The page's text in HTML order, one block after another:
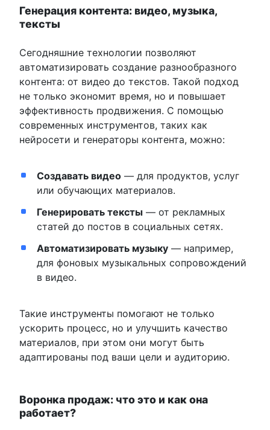
Генерация контента: видео, музыка,
тексты
Сегодняшние технологии позволяют
автоматизировать создание разнообразного
контента: от видео до текстов. Такой подход
не только экономит время, но и повышает
эффективность продвижения. С помощью
современных инструментов, таких как
нейросети и генераторы контента, можно:
Создавать видео— для продуктов, услуг
или обучающих материалов.
Генерировать тексты— от рекламных
статей до постов в социальных сетях.
Автоматизировать музыку— например,
для фоновых музыкальных сопровождений
в видео.
Такие инструменты помогают не только
ускорить процесс, но и улучшить качество
материалов, при этом они могут быть
адаптированы под ваши цели и аудиторию.
Воронка продаж: что это и как она
работает?